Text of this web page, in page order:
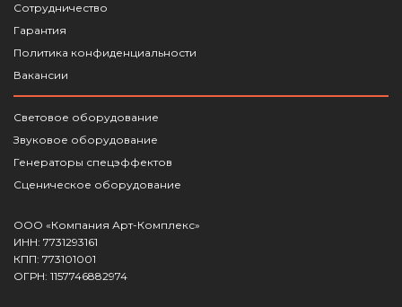
Сотрудничество
Гарантия
Политика конфиденциальности
Вакансии
Световое оборудование
Звуковое оборудование
Генераторы спецэффектов
Сценическое оборудование
ООО «Компания Арт-Комплекс»
ИНН: 7731293161
КПП: 773101001
ОГРН: 1157746882974